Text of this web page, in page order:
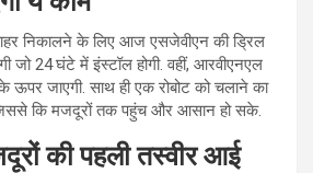
निकालने के लिए आज एसजेवीएन की ड्रिल
24 घंटे में इंस्टॉल होगी. वहीं, आरवीएनएल
ऊपर जाएगी. साथ ही एक रोबोट को चलाने का
जिससे कि मजदूरों तक पहुंच और आसान हो सके.
की पहली तस्‍वीर आई